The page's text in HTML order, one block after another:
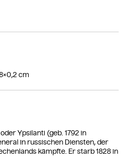
cm
Ypsilanti (geb. 1792 in
in russischen Diensten, der
kämpfte. Er starb 1828 in